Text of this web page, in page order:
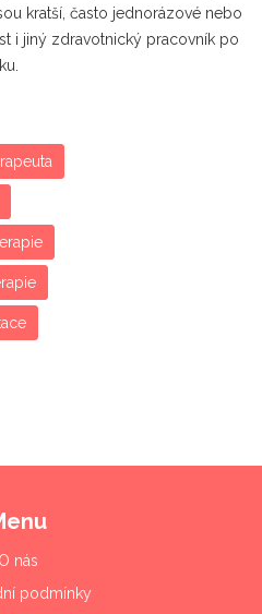
kratší, často jednorázové nebo
i jiný zdravotnický pracovník po
O nás
podmínky